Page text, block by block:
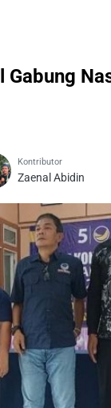
Kontributor
Zaenal Abidin